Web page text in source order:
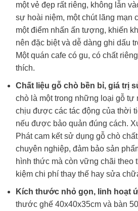
một vẻ đẹp rất riêng, không lẫn
sự hoài niệm, một chút lãng mạn
một điểm nhấn ấn tượng, khiến
nên đặc biệt và dễ dàng ghi dấu
Một quán cafe có gu, có chất
thích.
Chất liệu gỗ chò bền bỉ, giá trị
chò là một trong những loại gỗ tự
chịu được các tác động của thời
nếu được bảo quản đúng cách.
Phát cam kết sử dụng gỗ chò
chuyên nghiệp, đảm bảo sản
hình thức mà còn vững chãi theo
kiệm chi phí thay thế hay sửa
Kích thước nhỏ gọn, linh hoạt
thước ghế 40x40x35cm và bàn